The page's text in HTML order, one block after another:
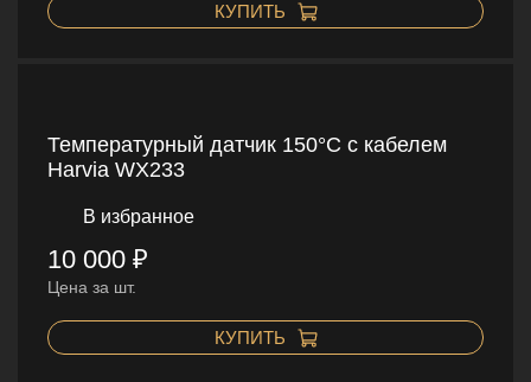
КУПИТЬ
Температурный датчик 150°C с кабелем
Harvia WX233
В избранное
10 000 ₽
Цена за шт.
КУПИТЬ